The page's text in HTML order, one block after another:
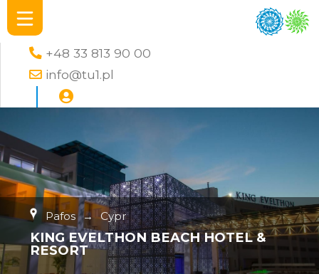
+48 33 813 90 00
info@tu1.pl
Pafos → Cypr
KING EVELTHON BEACH HOTEL &
RESORT